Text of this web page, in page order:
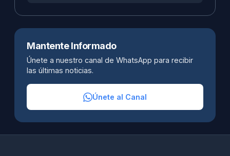
Mantente Informado
Únete a nuestro canal de WhatsApp para recibir
las últimas noticias.
Únete al Canal